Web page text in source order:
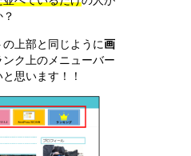
上部と同じように画
ク上のメニューバー
思います！！